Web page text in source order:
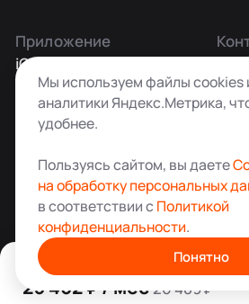
23 462 ₽ / мес26 489 ₽
Приложение
iOS
Android
+7
Аренда склада для хранения
© ООО «Кладовкин» 2026. Все
ИНН:7100007940
Мы используем файлы cookies
аналитики Яндекс.Метрика,
удобнее.
Пользуясь сайтом, вы даете
на обработку персональных
в соответствии с Политикой
конфиденциальности.
Понятно